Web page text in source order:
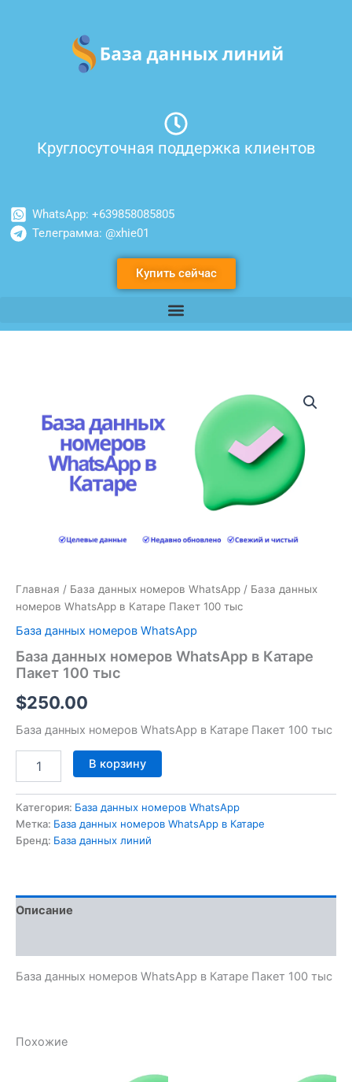
содержимому
Круглосуточная поддержка клиентов
WhatsApp: +639858085805
Телеграмма: @xhie01
Купить сейчас
Главная / База данных номеров WhatsApp / База данных
номеров WhatsApp в Катаре Пакет 100 тыс
База данных номеров WhatsApp
База данных номеров WhatsApp в Катаре
Пакет 100 тыс
$250.00
База данных номеров WhatsApp в Катаре Пакет 100 тыс
данных
WhatsApp
В корзину
Категория: База данных номеров WhatsApp
Метка: База данных номеров WhatsApp в Катаре
Бренд: База данных линий
Описание
База данных номеров WhatsApp в Катаре Пакет 100 тыс
Похожие